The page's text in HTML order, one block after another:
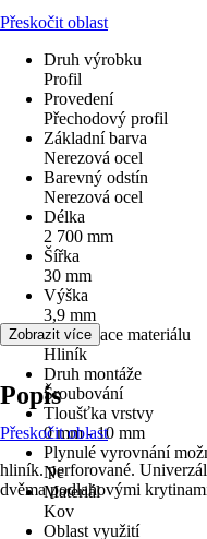
Přeskočit oblast
Druh výrobku
Profil
Provedení
Přechodový profil
Základní barva
Nerezová ocel
Barevný odstín
Nerezová ocel
Délka
2 700 mm
Šířka
30 mm
Výška
3,9 mm
Specifikace materiálu
Hliník
Druh montáže
Šroubování
Tloušťka vrstvy
0 mm - 10 mm
Plynulé vyrovnání
Ne
Materiál
Kov
Oblast využití
Zobrazit více
Popis
Přeskočit oblast
hliník. perforované.
dvěma podlahovými